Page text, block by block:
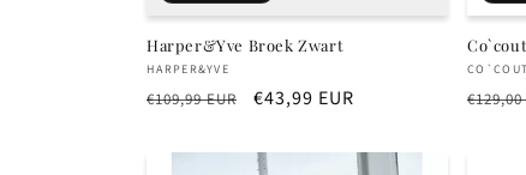
Harper&Yve Broek Zwart
Verkoper:
HARPER&YVE
Normale
€109,99 EUR Aanbiedingsprijs
€43,99 EUR €129,00